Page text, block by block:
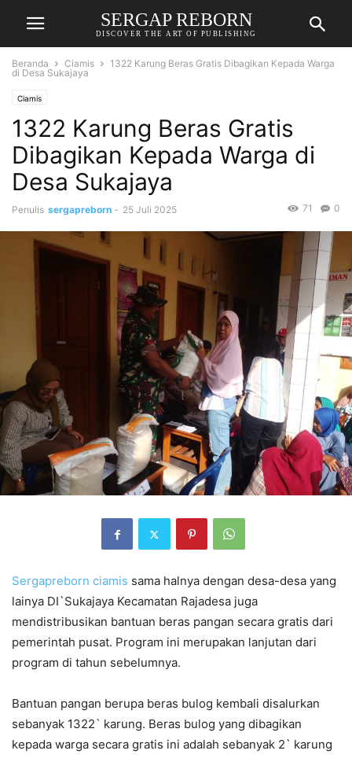
SERGAP REBORN
DISCOVER THE ART OF PUBLISHING
Beranda Ciamis
1322 Karung Beras Gratis Dibagikan Kepada Warga
di Desa Sukajaya
Ciamis
1322 Karung Beras Gratis
Dibagikan Kepada Warga di
Desa Sukajaya
Penulis sergapreborn - 25 Juli 2025 0
71
Sergapreborn ciamis sama halnya dengan desa-desa yang
lainya DI`Sukajaya Kecamatan Rajadesa juga
mendistribusikan bantuan beras pangan secara gratis dari
pemerintah pusat. Program ini merupakan lanjutan dari
program di tahun sebelumnya.
Bantuan pangan berupa beras bulog kembali disalurkan
sebanyak 1322` karung. Beras bulog yang dibagikan
kepada warga secara gratis ini adalah sebanyak 2` karung